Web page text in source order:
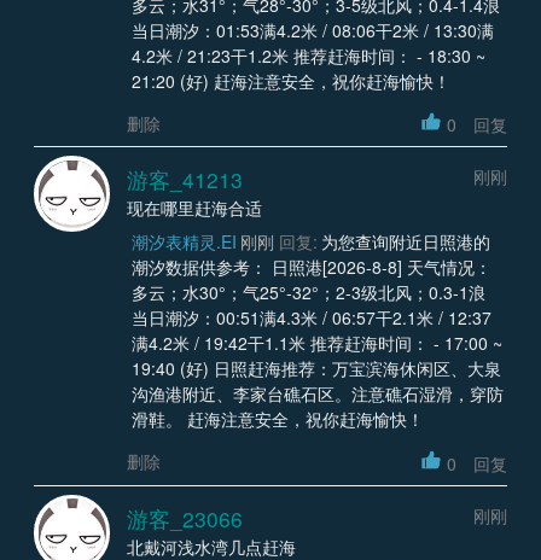
当日潮汐：01:53满4.2米 / 08:06干2米 / 13:30满
4.2米 / 21:23干1.2米 推荐赶海时间： - 18:30 ~
21:20 (好) 赶海注意安全，祝你赶海愉快！
删除
0 回复
游客_41213
刚刚
现在哪里赶海合适
潮汐表精灵.EI 刚刚 回复: 为您查询附近日照港的
潮汐数据供参考： 日照港[2026-8-8] 天气情况：
多云；水30°；气25°-32°；2-3级北风；0.3-1浪
当日潮汐：00:51满4.3米 / 06:57干2.1米 / 12:37
满4.2米 / 19:42干1.1米 推荐赶海时间： - 17:00 ~
19:40 (好) 日照赶海推荐：万宝滨海休闲区、大泉
沟渔港附近、李家台礁石区。注意礁石湿滑，穿防
滑鞋。 赶海注意安全，祝你赶海愉快！
删除
0 回复
游客_23066
刚刚
北戴河浅水湾几点赶海